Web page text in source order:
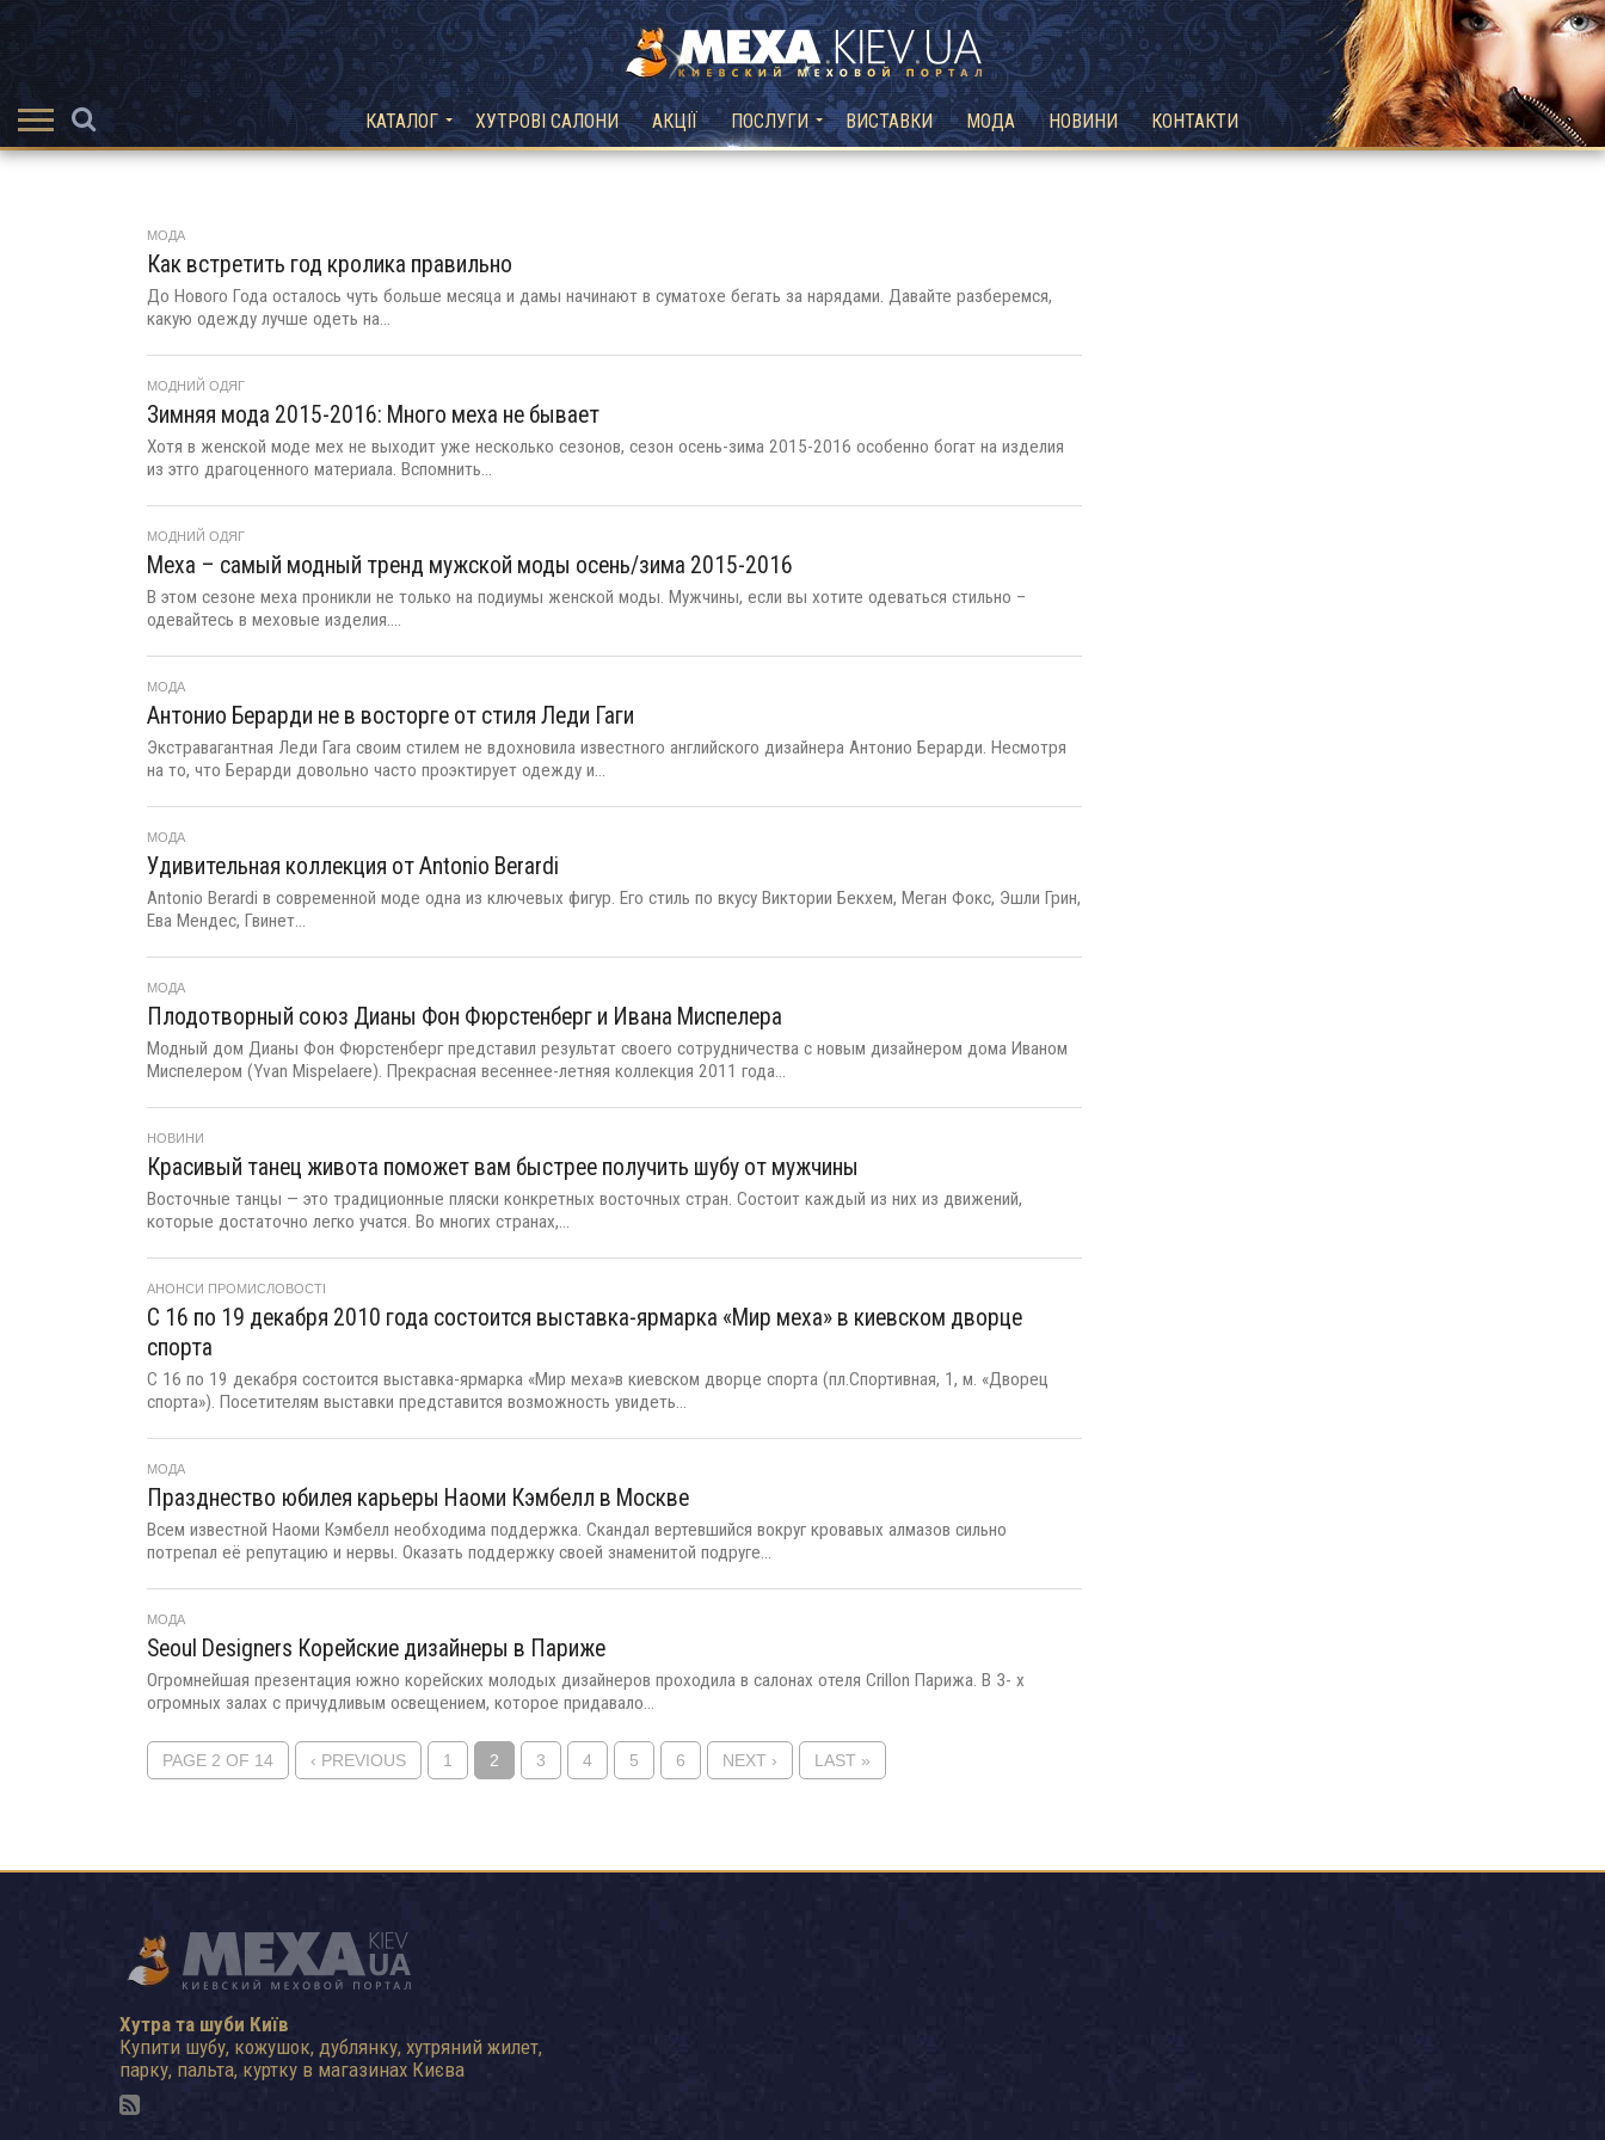
КАТАЛОГ ХУТРОВІ САЛОНИ АКЦІЇ ПОСЛУГИ ВИСТАВКИ МОДА НОВИНИ КОНТАКТИ
МОДА
Как встретить год кролика правильно
До Нового Года осталось чуть больше месяца и дамы начинают в суматохе бегать за нарядами. Давайте разберемся,
какую одежду лучше одеть на...
МОДНИЙ ОДЯГ
Зимняя мода 2015-2016: Много меха не бывает
Хотя в женской моде мех не выходит уже несколько сезонов, сезон осень-зима 2015-2016 особенно богат на изделия
из этго драгоценного материала. Вспомнить...
МОДНИЙ ОДЯГ
Меха – самый модный тренд мужской моды осень/зима 2015-2016
В этом сезоне меха проникли не только на подиумы женской моды. Мужчины, если вы хотите одеваться стильно –
одевайтесь в меховые изделия....
МОДА
Антонио Берарди не в восторге от стиля Леди Гаги
Экстравагантная Леди Гага своим стилем не вдохновила известного английского дизайнера Антонио Берарди. Несмотря
на то, что Берарди довольно часто проэктирует одежду и...
МОДА
Удивительная коллекция от Antonio Berardi
Antonio Berardi в современной моде одна из ключевых фигур. Его стиль по вкусу Виктории Бекхем, Меган Фокс, Эшли Грин,
Ева Мендес, Гвинет...
МОДА
Плодотворный союз Дианы Фон Фюрстенберг и Ивана Миспелера
Модный дом Дианы Фон Фюрстенберг представил результат своего сотрудничества с новым дизайнером дома Иваном
Миспелером (Yvan Mispelaere). Прекрасная весеннее-летняя коллекция 2011 года...
НОВИНИ
Красивый танец живота поможет вам быстрее получить шубу от мужчины
Восточные танцы — это традиционные пляски конкретных восточных стран. Состоит каждый из них из движений,
которые достаточно легко учатся. Во многих странах,...
АНОНСИ ПРОМИСЛОВОСТІ
С 16 по 19 декабря 2010 года состоится выставка-ярмарка «Мир меха» в киевском дворце
спорта
С 16 по 19 декабря состоится выставка-ярмарка «Мир меха»в киевском дворце спорта (пл.Спортивная, 1, м. «Дворец
спорта»). Посетителям выставки представится возможность увидеть...
МОДА
Празднество юбилея карьеры Наоми Кэмбелл в Москве
Всем известной Наоми Кэмбелл необходима поддержка. Скандал вертевшийся вокруг кровавых алмазов сильно
потрепал её репутацию и нервы. Оказать поддержку своей знаменитой подруге...
МОДА
Seoul Designers Корейские дизайнеры в Париже
Огромнейшая презентация южно корейских молодых дизайнеров проходила в салонах отеля Crillon Парижа. В 3- х
огромных залах с причудливым освещением, которое придавало...
PAGE 2 OF 14 ‹ PREVIOUS 1 2 3 4 5 6 NEXT › LAST »
Хутра та шуби Київ
Купити шубу, кожушок, дублянку, хутряний жилет,
парку, пальта, куртку в магазинах Києва